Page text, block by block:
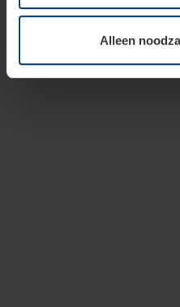
toestemming kunt u op elk
wijzigen of herroepen.
Alleen